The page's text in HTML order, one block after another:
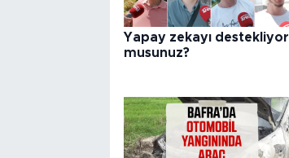
Yapay zekayı destekliyor
musunuz?